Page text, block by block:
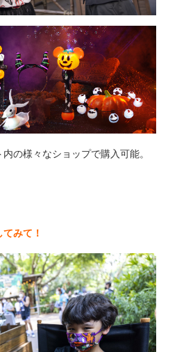
の様々なショップで購入可能。
みて！